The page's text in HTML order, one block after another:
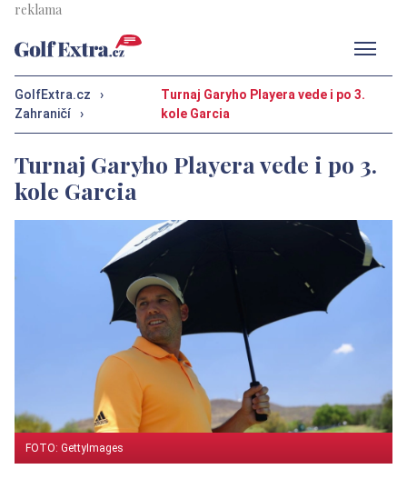
GolfExtra.cz
›
Zahraničí
›
Turnaj Garyho Playera vede i po 3.
kole Garcia
Turnaj Garyho Playera vede i po 3.
kole Garcia
FOTO: GettyImages